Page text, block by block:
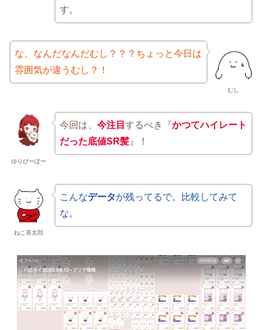
す。
むし
な、なんだなんだむし？？？ちょっと今日は
雰囲気が違うむし？！
ゆりぴーぽー
今回は、 今注目 するべき『かつてハイレート
だった底値SR髪』！
ねこ茶太郎
こんなデータが残ってるで。比較してみて
な。